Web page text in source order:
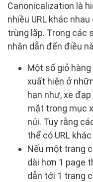
Canonicalization là
nhiều URL khác
trùng lặp. Trong các
nhân dẫn đến điều
Một số giỏ
xuất hiện ở
hạn như, xe
mặt trong mục
núi. Tuy rằng
thể có URL
Nếu một trang
dài hơn 1 page
dẫn tới 1 trang